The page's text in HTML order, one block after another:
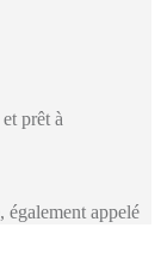
prêt à
également appelé